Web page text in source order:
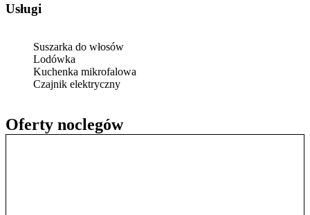
Oferty noclegów
Usługi
Suszarka do włosów
Lodówka
Kuchenka mikrofalowa
Czajnik elektryczny